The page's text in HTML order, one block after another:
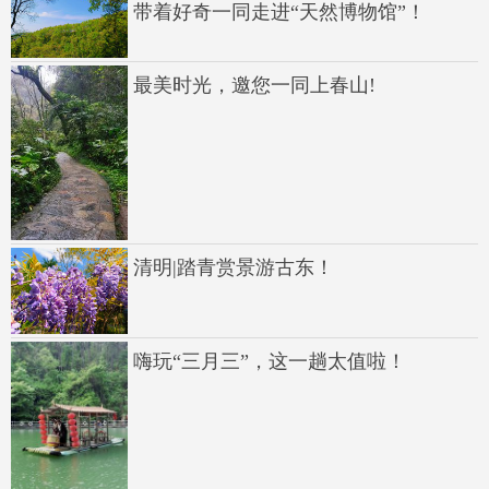
带着好奇一同走进“天然博物馆”！
最美时光，邀您一同上春山!
清明|踏青赏景游古东！
嗨玩“三月三”，这一趟太值啦！